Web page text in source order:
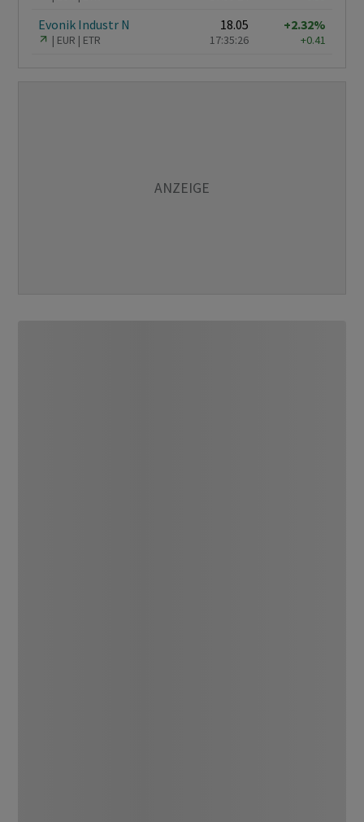
Evonik Industr N
EUR ETR
18.05
17:35:26
+2.32%
+0.41